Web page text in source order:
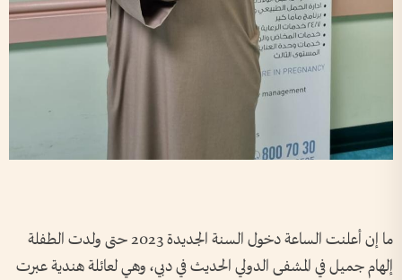
ما إن أعلنت الساعة دخول السنة الجديدة 2023 حتى ولدت الطفلة
إلهام جميل في المشفى الدولي الحديث في دبي، وهي لعائلة هندية عبرت